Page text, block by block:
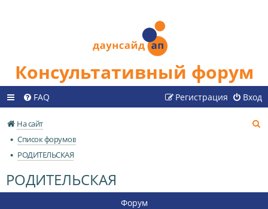
Консультативный форум
FAQ Вход
Регистрация
На сайт
Список форумов
РОДИТЕЛЬСКАЯ
РОДИТЕЛЬСКАЯ
Форум